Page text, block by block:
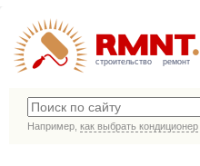
строительство ремонт
Например, как выбрать кондиционер